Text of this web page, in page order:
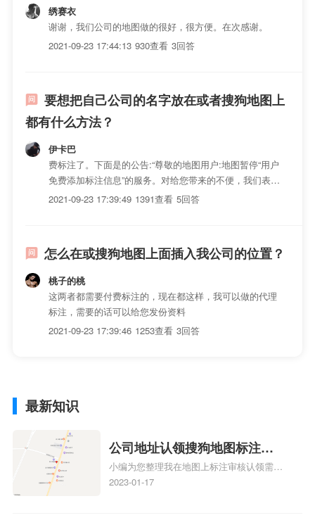
绣赛衣
谢谢，我们公司的地图做的很好，很方便。在次感谢。
2021-09-23 17:44:13 930查看 3回答
要想把自己公司的名字放在或者搜狗地图上
都有什么方法？
伊卡巴
费标注了。下面是的公告:“尊敬的地图用户:地图暂停“用户
免费添加标注信息”的服务。对给您带来的不便，我们表示
抱歉。请大家不要在版面上随意公布个人/公司信息，以免
2021-09-23 17:39:49 1391查看 5回答
怎么在或搜狗地图上面插入我公司的位置？
桃子的桃
这两者都需要付费标注的，现在都这样，我可以做的代理
标注，需要的话可以给您发份资料
2021-09-23 17:39:46 1253查看 3回答
最新知识
公司地址认领搜狗地图标注多
久审核？公司地址认领地图标
注多久审核？
小编为您整理我在地图上标注审核认领需要
多久、我在地图上标注审核认领需要多久
2023-01-17